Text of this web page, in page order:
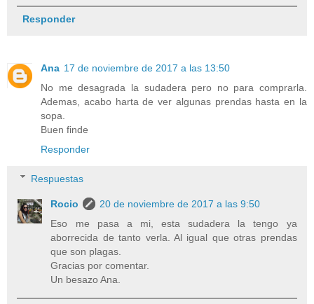
Responder
Ana 17 de noviembre de 2017 a las 13:50
No me desagrada la sudadera pero no para comprarla.
Ademas, acabo harta de ver algunas prendas hasta en la
sopa.
Buen finde
Responder
Respuestas
Rocio
20 de noviembre de 2017 a las 9:50
Eso me pasa a mi, esta sudadera la tengo ya
aborrecida de tanto verla. Al igual que otras prendas
que son plagas.
Gracias por comentar.
Un besazo Ana.